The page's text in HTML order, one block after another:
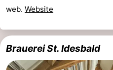
web. Website
Brauerei St. Idesbald